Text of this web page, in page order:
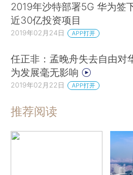
2019年沙特部署5G 华为签
近30亿投资项目
2019年02月24日 APP打开
任正非：孟晚舟失去自由对
为发展毫无影响
2019年02月22日 APP打开
推荐阅读